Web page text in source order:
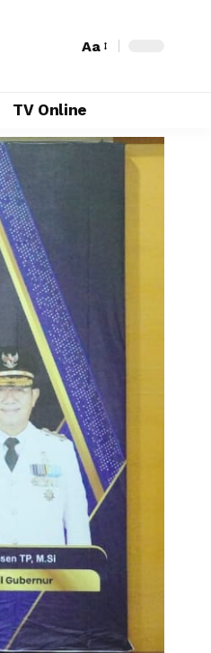
Aa
TV Online